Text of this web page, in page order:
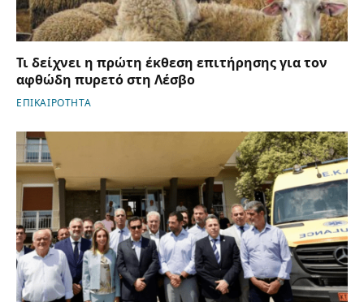
Τι δείχνει η πρώτη έκθεση επιτήρησης για τον
αφθώδη πυρετό στη Λέσβο
ΕΠΙΚΑΙΡΟΤΗΤΑ